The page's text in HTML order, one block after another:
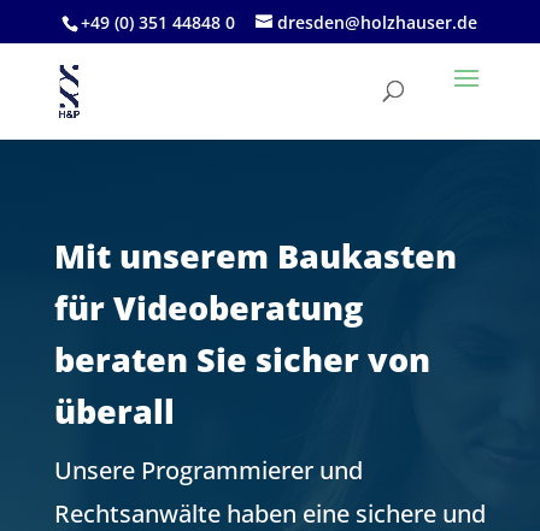
+49 (0) 351 44848 0 dresden@holzhauser.de
Mit unserem Baukasten
für Videoberatung
beraten Sie sicher von
überall
Unsere Programmierer und
Rechtsanwälte haben eine sichere und